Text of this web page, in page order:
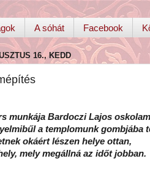
A sóhát Facebook
16., KEDD
munkája Bardoczi Lajos
a templomunk gombjába
okáért lészen helye ottan,
mely megállná az időt jobban.